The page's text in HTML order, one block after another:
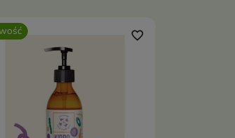
favorite_border